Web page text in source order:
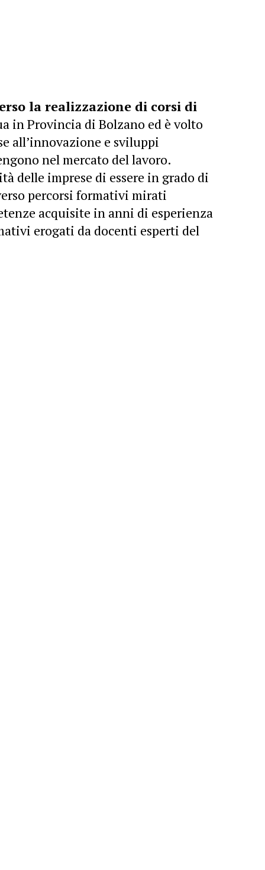
la realizzazione di corsi di
in Provincia di Bolzano ed è volto
all’innovazione e sviluppi
nel mercato del lavoro.
delle imprese di essere in grado di
percorsi formativi mirati
acquisite in anni di esperienza
erogati da docenti esperti del